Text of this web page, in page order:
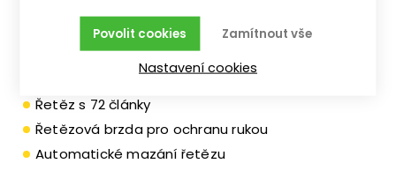
Hmotnost motorové pily 7,5 kg
Lišta dlouhá 45 cm
Jednoválcový, dvoutaktní motor
Řetěz s 72 články
Řetězová brzda pro ochranu rukou
Automatické mazání řetězu
Zamítnout vše
Povolit cookies
Nastavení cookies